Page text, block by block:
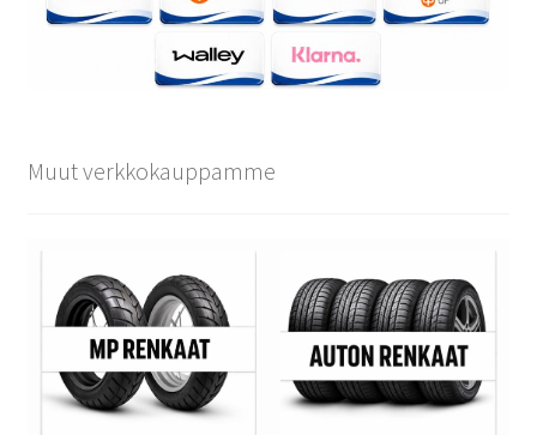
Muut verkkokauppamme